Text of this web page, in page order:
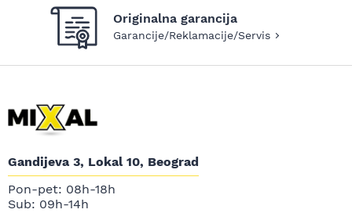
Originalna garancija
Garancije/Reklamacije/Servis
Gandijeva 3, Lokal 10, Beograd
Pon-pet: 08h-18h
Sub: 09h-14h